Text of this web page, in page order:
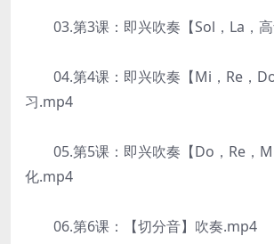
03.第3课：即兴吹奏【Sol，La，
04.第4课：即兴吹奏【Mi，Re，
习.mp4
05.第5课：即兴吹奏【Do，Re，
化.mp4
06.第6课：【切分音】吹奏.mp4